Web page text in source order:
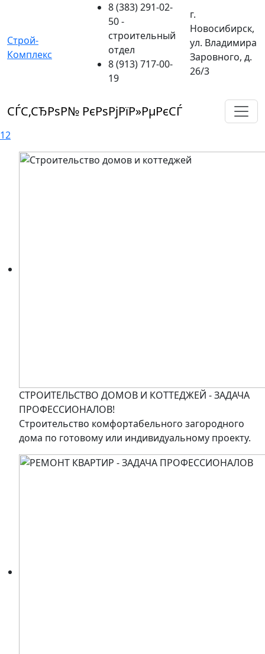
Строй-
Комплекс
8 (383) 291-02-
50-
строительный
отдел
8 (913) 717-00-
19
г.
Новосибирск,
ул. Владимира
Заровного, д.
26/3
СЃС‚СЂРѕР№ РєРѕРјРїР»РµРєСЃ
12
СТРОИТЕЛЬСТВО ДОМОВ И КОТТЕДЖЕЙ - ЗАДАЧА
ПРОФЕССИОНАЛОВ!
Строительство комфортабельного загородного
дома по готовому или индивидуальному проекту.